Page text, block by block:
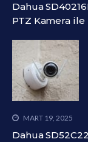
Dahua
PTZ Kamera
MART 19, 2025
Dahua